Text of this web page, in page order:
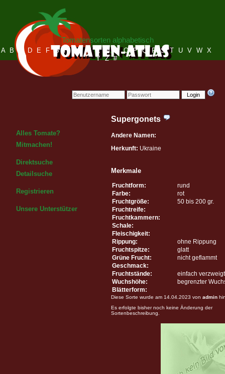
Login
Tomatensorten alphabetisch
A B C D E F G H I J K L M N O P Q R S T U V W X
Y Z #
Alles Tomate?
Mitmachen!
Direktsuche
Detailsuche
Registrieren
Unsere Unterstützer
Supergonets
Andere Namen:
Herkunft: Ukraine
Merkmale
Fruchtform:
rund
Farbe:
rot
Fruchtgröße:
50 bis 200 gr.
Fruchtreife:
Fruchtkammern:
Schale:
Fleischigkeit:
Rippung:
ohne Rippung
Fruchtspitze:
glatt
Grüne Frucht:
nicht geflammt
Geschmack:
Fruchtstände:
einfach verzweigt
Wuchshöhe:
begrenzter
Blätterform:
Diese Sorte wurde am 14.04.2023 von admin
Es erfolgte bisher noch keine Änderung der
Sortenbeschreibung.